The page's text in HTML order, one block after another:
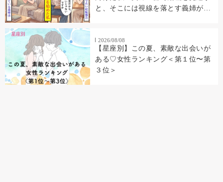
と、そこには視線を落とす義姉が映
2026/08/08
【星座別】この夏、素敵な出会いが
ある♡女性ランキング＜第１位〜第
３位＞